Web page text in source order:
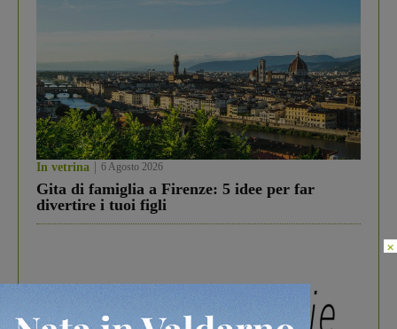
In vetrina 6 Agosto 2026
Gita di famiglia a Firenze: 5 idee per far
divertire i tuoi figli
×